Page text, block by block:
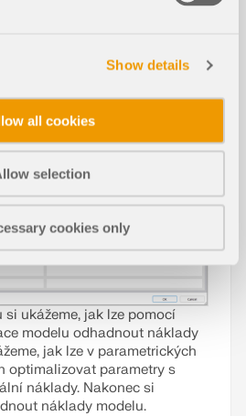
Show details
all cookies
selection
cookies only
si ukážeme, jak lze pomocí
modelu odhadnout náklady
jak lze v parametrických
optimalizovat parametry s
náklady. Nakonec si
náklady modelu.